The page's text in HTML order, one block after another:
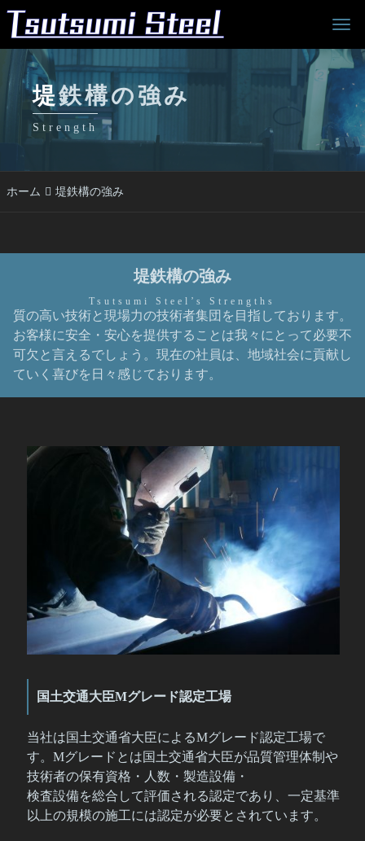
堤鉄構の強み
Strength
ホーム 堤鉄構の強み
堤鉄構の強み
質の高い技術と現場力の技術者集団を目指しております。
お客様に安全・安心を提供することは我々にとって必要不
可欠と言えるでしょう。現在の社員は、地域社会に貢献し
ていく喜びを日々感じております。
国土交通大臣Mグレード認定工場
当社は国土交通省大臣によるMグレード認定工場で
す。Mグレードとは国土交通省大臣が品質管理体制や
技術者の保有資格・人数・製造設備・
検査設備を総合して評価される認定であり、一定基準
以上の規模の施工には認定が必要とされています。